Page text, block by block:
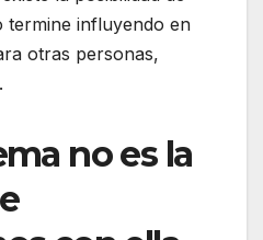
termine influyendo en
otras personas,
no es la